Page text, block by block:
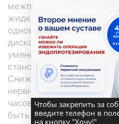
межпозвонковый сегмент
жидкости с дальнейшим
одновременно с
диска. Таким образом
уменьшается в
становится
Снижается давление,
нервные рецепторы,
часов по окончании
быть выписан из
Чтобы закрепить за
введите телефон в
на кнопку "Хочу!"